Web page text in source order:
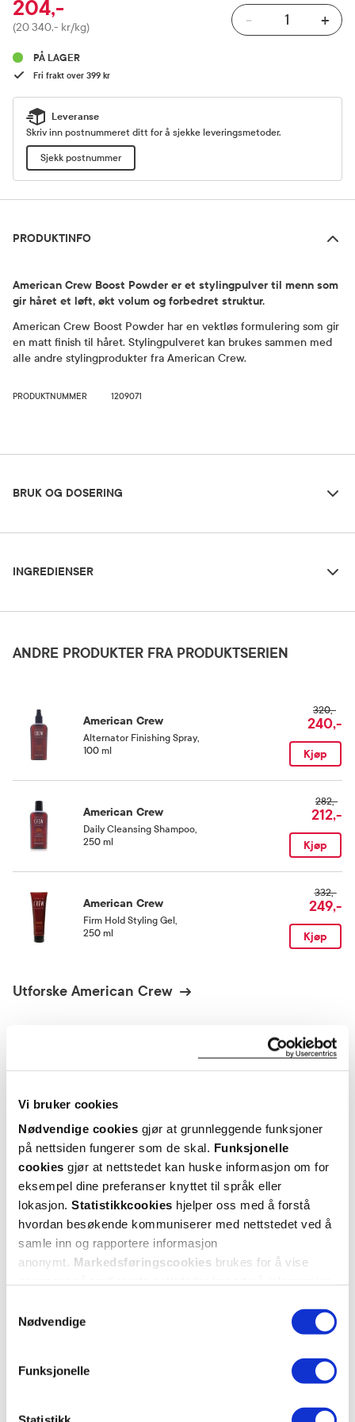
Vi bruker cookies
Nødvendige cookies gjør at grunnleggende funksjoner
på nettsiden fungerer som de skal. Funksjonelle
cookies gjør at nettstedet kan huske informasjon om for
eksempel dine preferanser knyttet til språk eller
lokasjon. Statistikkcookies hjelper oss med å forstå
hvordan besøkende kommuniserer med nettstedet ved å
samle inn og rapportere informasjon
anonymt. Markedsføringscookies brukes for å vise
Nødvendige
Funksjonelle
Pris
204,-
(20 340,- kr/kg) - +
PÅ LAGER
Fri frakt over 399 kr
Leveranse
Skriv inn postnummeret ditt for å sjekke leveringsmetoder.
Sjekk postnummer
PRODUKTINFO
American Crew Boost Powder er et stylingpulver til menn som
gir håret et løft, økt volum og forbedret struktur.
American Crew Boost Powder har en vektløs formulering som gir
en matt finish til håret. Stylingpulveret kan brukes sammen med
alle andre stylingprodukter fra American Crew.
PRODUKTNUMMER 1209071
BRUK OG DOSERING
Rom (15-25 grader)
INGREDIENSER
ANDRE PRODUKTER FRA PRODUKTSERIEN
American Crew
Alternator Finishing Spray
100 ml
320,-
240,-
Kjøp
American Crew
Daily Cleansing Shampoo
250 ml
282,-
212,-
Kjøp
American Crew
Firm Hold Styling Gel
250 ml
332,-
249,-
Kjøp
Utforske American Crew
ANDRE SER OGSÅ PÅ
American Crew
100 ml
American Crew
250 ml